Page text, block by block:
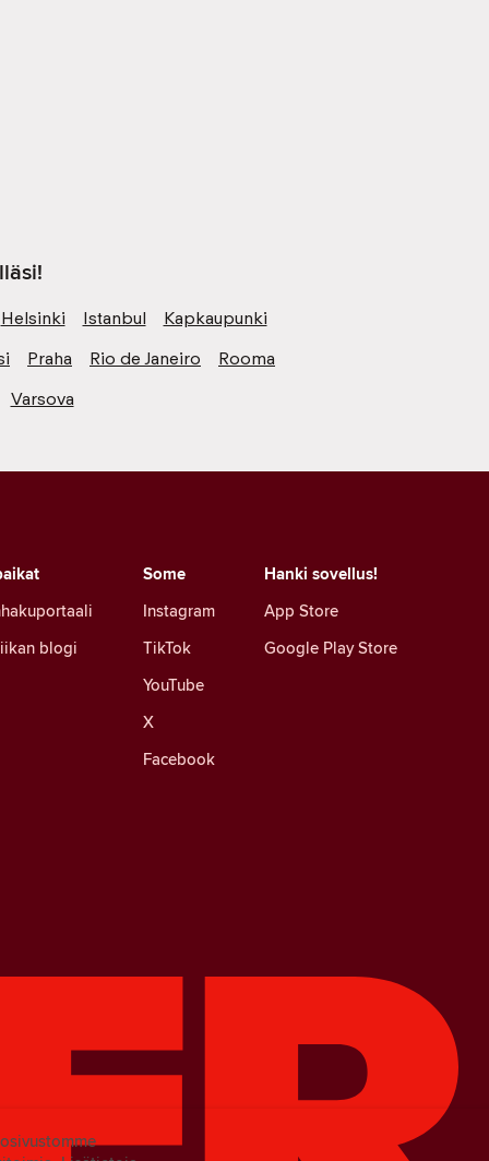
Helsinki Istanbul
Kapkaupunki
Praha Rio de Janeiro
Rooma
Varsova
Some
Instagram
TikTok
YouTube
X
Facebook
blogi
Hanki sovellus!
App Store
Google Play Store